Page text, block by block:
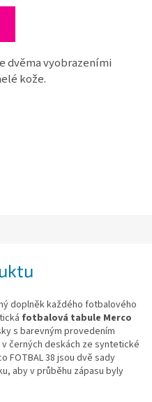
dvěma vyobrazeními
kože.
doplněk každého fotbalového
fotbalová tabule Merco
s barevným provedením
černých deskách ze syntetické
FOTBAL 38 jsou dvě sady
aby v průběhu zápasu byly